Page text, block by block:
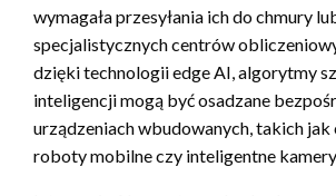
wymagała przesyłania ich do chmury
specjalistycznych centrów
dzięki technologii edge AI, algorytmy
inteligencji mogą być osadzane
urządzeniach wbudowanych, takich
roboty mobilne czy inteligentne